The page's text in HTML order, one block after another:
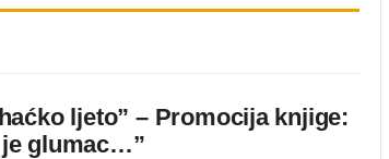
ljeto” – Promocija knjige:
glumac…”